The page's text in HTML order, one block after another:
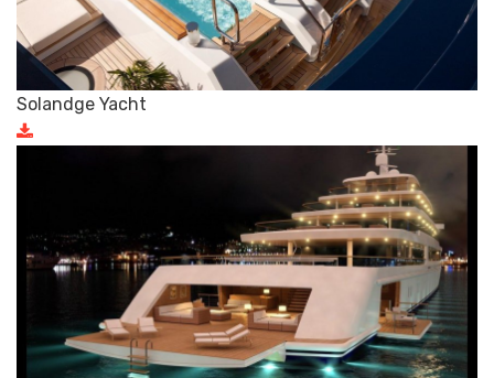
Solandge Yacht